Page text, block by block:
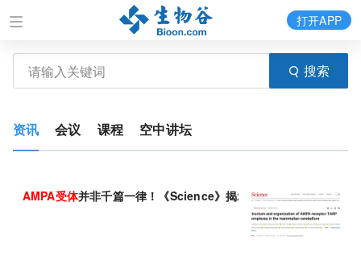
搜索
打开APP
资讯 会议 课程 空中讲坛
AMPA受体并非千篇一律！《Science》揭示其在小脑中存在细胞